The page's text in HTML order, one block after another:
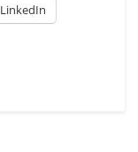
LinkedIn